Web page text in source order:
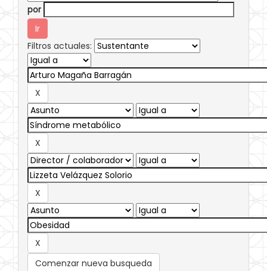
por
Filtros actuales:
Comenzar nueva busqueda